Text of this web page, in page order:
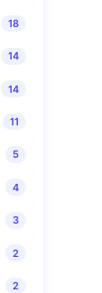
18
14
14
11
5
4
3
2
2